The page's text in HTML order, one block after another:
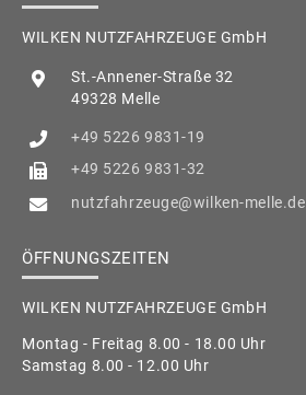
WILKEN NUTZFAHRZEUGE GmbH
St.-Annener-Straße 32
49328 Melle
+49 5226 9831-19
+49 5226 9831-32
nutzfahrzeuge@wilken-melle.de
ÖFFNUNGSZEITEN
WILKEN NUTZFAHRZEUGE GmbH
Montag - Freitag 8.00 - 18.00 Uhr
Samstag 8.00 - 12.00 Uhr